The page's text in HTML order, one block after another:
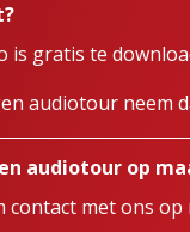
is gratis te
audiotour neem
audiotour op
contact met ons